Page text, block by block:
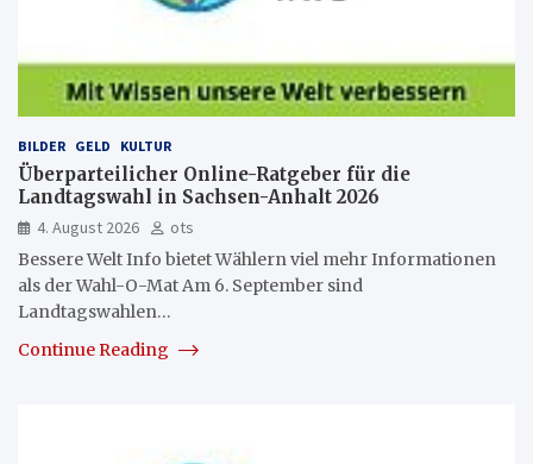
BILDER GELD KULTUR
Überparteilicher Online-Ratgeber für die
Landtagswahl in Sachsen-Anhalt 2026
4. August 2026
ots
Bessere Welt Info bietet Wählern viel mehr Informationen
als der Wahl-O-Mat Am 6. September sind
Landtagswahlen…
Continue Reading